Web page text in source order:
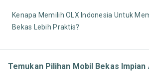
Kenapa Memilih OLX Indonesia Untuk
Bekas Lebih Praktis?
Temukan Pilihan Mobil Bekas Impian